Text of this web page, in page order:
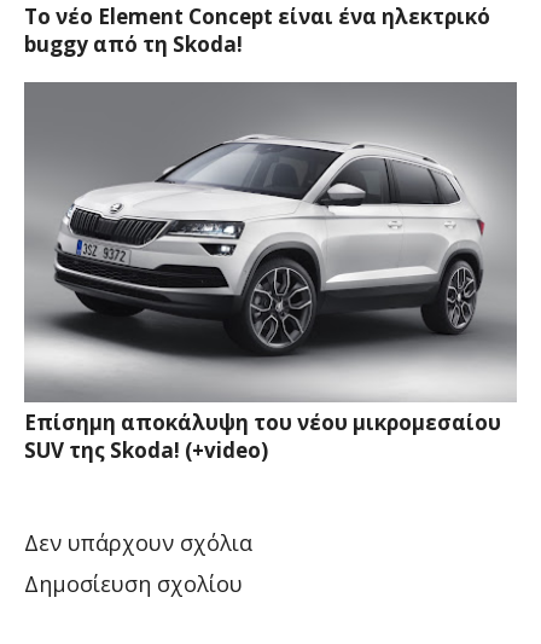
Το νέο Element Concept είναι ένα ηλεκτρικό
buggy από τη Skoda!
Επίσημη αποκάλυψη του νέου μικρομεσαίου
SUV της Skoda! (+video)
Δεν υπάρχουν σχόλια
Δημοσίευση σχολίου